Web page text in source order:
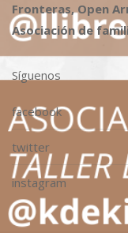
Fronteras, Open
Asociación de
Síguenos
facebook
twitter
instagram